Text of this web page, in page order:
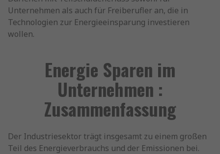
Unternehmen als auch für Freiberufler an, die in
Technologien zur Energieeinsparung investieren
wollen.
Energie Sparen im
Unternehmen :
Zusammenfassung
Der Industriesektor trägt insgesamt zu einem großen
Teil des Energieverbrauchs und der Emissionen bei.